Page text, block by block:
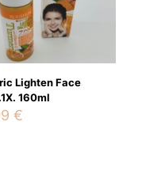
Lighten Face
160ml
€